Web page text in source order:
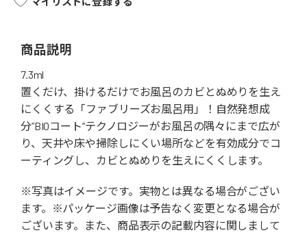
商品説明
7.3ml
置くだけ、掛けるだけでお風呂のカビとぬめりを生え
にくくする「ファブリーズお風呂用」！自然発想成
分”BIOコート”テクノロジーがお風呂の隅々にまで広が
り、天井や床や掃除しにくい場所などを有効成分でコ
ーティングし、カビとぬめりを生えにくくします。
※写真はイメージです。実物とは異なる場合がござい
ます。※パッケージ画像は予告なく変更となる場合が
ございます。また、商品表示の記載内容に関しまして